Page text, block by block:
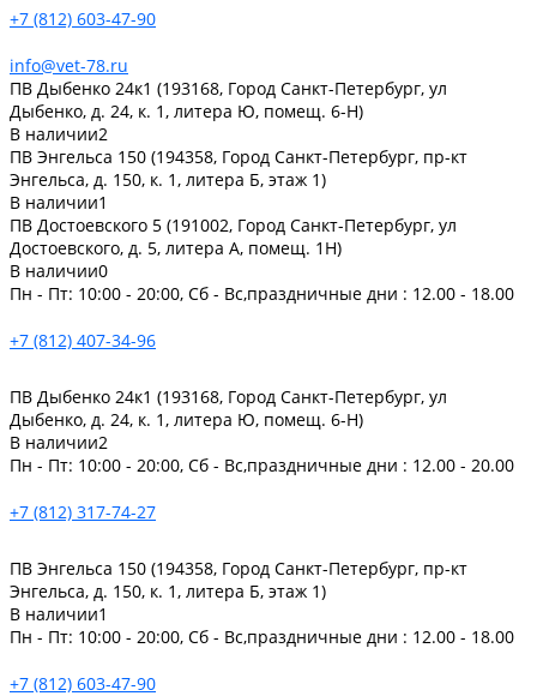
+7 (812) 603-47-90
info@vet-78.ru
ПВ Дыбенко 24к1 (193168, Город Санкт-Петербург, ул
Дыбенко, д. 24, к. 1, литера Ю, помещ. 6-Н)
В наличии2
ПВ Энгельса 150 (194358, Город Санкт-Петербург, пр-кт
Энгельса, д. 150, к. 1, литера Б, этаж 1)
В наличии1
ПВ Достоевского 5 (191002, Город Санкт-Петербург, ул
Достоевского, д. 5, литера А, помещ. 1Н)
В наличии0
Пн - Пт: 10:00 - 20:00, Сб - Вс,праздничные дни : 12.00 - 18.00
+7 (812) 407-34-96
ПВ Дыбенко 24к1 (193168, Город Санкт-Петербург, ул
Дыбенко, д. 24, к. 1, литера Ю, помещ. 6-Н)
В наличии2
Пн - Пт: 10:00 - 20:00, Сб - Вс,праздничные дни : 12.00 - 20.00
+7 (812) 317-74-27
ПВ Энгельса 150 (194358, Город Санкт-Петербург, пр-кт
Энгельса, д. 150, к. 1, литера Б, этаж 1)
В наличии1
Пн - Пт: 10:00 - 20:00, Сб - Вс,праздничные дни : 12.00 - 18.00
+7 (812) 603-47-90